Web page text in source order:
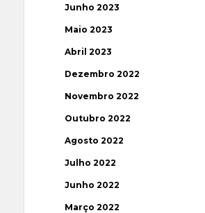
Junho 2023
Maio 2023
Abril 2023
Dezembro 2022
Novembro 2022
Outubro 2022
Agosto 2022
Julho 2022
Junho 2022
Março 2022